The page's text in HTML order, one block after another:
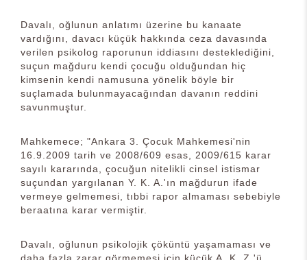
Davalı, oğlunun anlatımı üzerine bu kanaate
vardığını, davacı küçük hakkında ceza davasında
verilen psikolog raporunun iddiasını desteklediğini,
suçun mağduru kendi çocuğu olduğundan hiç
kimsenin kendi namusuna yönelik böyle bir
suçlamada bulunmayacağından davanın reddini
savunmuştur.
Mahkemece; "Ankara 3. Çocuk Mahkemesi'nin
16.9.2009 tarih ve 2008/609 esas, 2009/615 karar
sayılı kararında, çocuğun nitelikli cinsel istismar
suçundan yargılanan Y. K. A.'ın mağdurun ifade
vermeye gelmemesi, tıbbi rapor almaması sebebiyle
beraatına karar vermiştir.
Davalı, oğlunun psikolojik çöküntü yaşamaması ve